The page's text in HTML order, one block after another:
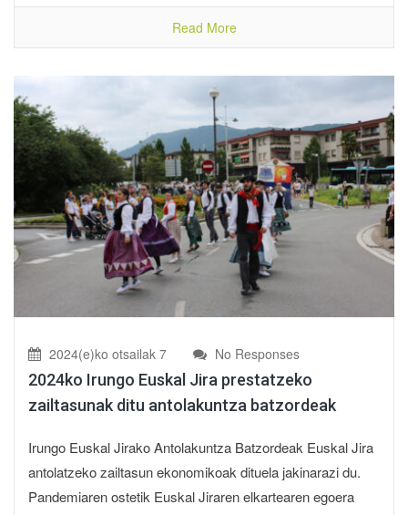
Read More
2024(e)ko otsailak 7 No Responses
2024ko Irungo Euskal Jira prestatzeko
zailtasunak ditu antolakuntza batzordeak
Irungo Euskal Jirako Antolakuntza Batzordeak Euskal Jira
antolatzeko zailtasun ekonomikoak dituela jakinarazi du.
Pandemiaren ostetik Euskal Jiraren elkartearen egoera